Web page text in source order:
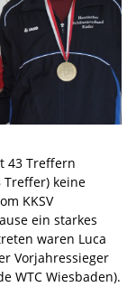
43 Treffern
Treffer) keine
KKSV
ein starkes
waren Luca
Vorjahressieger
WTC Wiesbaden).